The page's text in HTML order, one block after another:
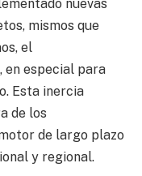
nuevas
mismos que
el
en especial para
Esta inercia
de los
de largo plazo
y regional.